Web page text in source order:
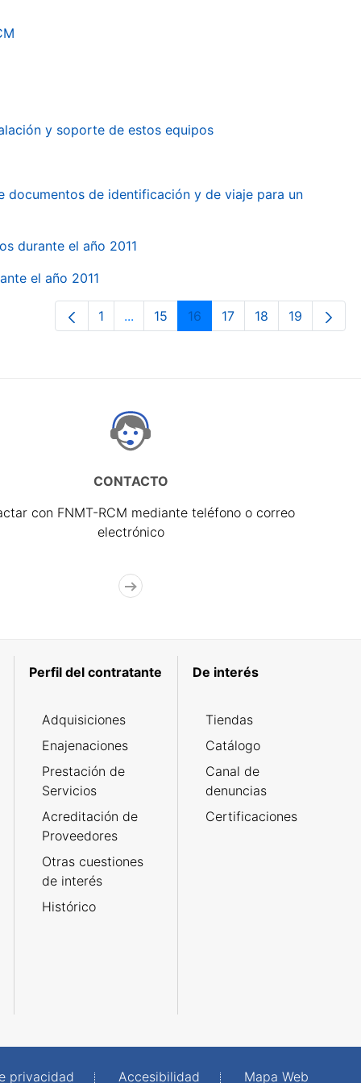
y soporte de estos equipos
de identificación y de viaje para un
durante el año 2011
el año 2011
Página
1 ...Páginas intermedias Use TAB para
Página
15 Página
16 Página
17 Página
18 Página
19
CONTACTO
con FNMT-RCM mediante teléfono o correo
electrónico
Perfil del contratante
Adquisiciones
Enajenaciones
Prestación de
Servicios
Acreditación de
Proveedores
Otras cuestiones
de interés
Histórico
De interés
Tiendas
Catálogo
Canal de
denuncias
Certificaciones
privacidad Accesibilidad Mapa Web